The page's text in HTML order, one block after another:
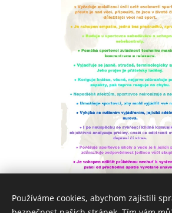
Používáme cookies, abychom zajistili